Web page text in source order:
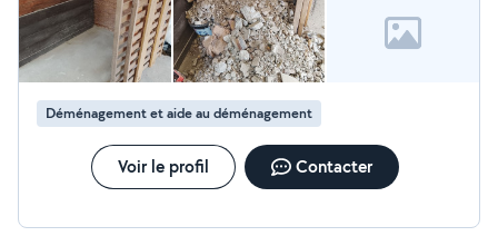
Déménagement et aide au déménagement
Voir le profil Contacter